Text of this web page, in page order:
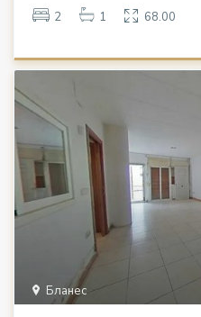
2 1 68.00
Бланес